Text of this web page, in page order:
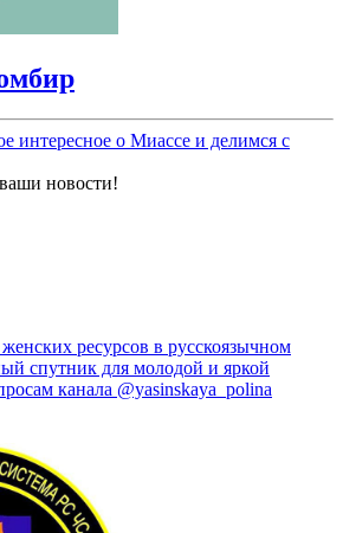
интересное о Миассе и делимся с
новости!
ресурсов в русскоязычном
спутник для молодой и яркой
канала @yasinskaya_polina